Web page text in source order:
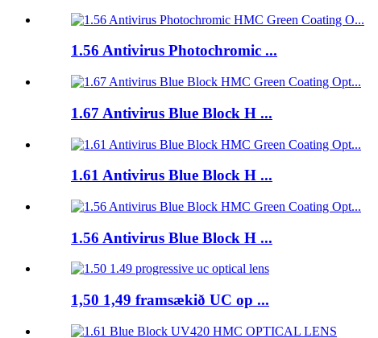
1.56 Antivirus Photochromic ...
1.67 Antivirus Blue Block H ...
1.61 Antivirus Blue Block H ...
1.56 Antivirus Blue Block H ...
1,50 1,49 framsækið UC op ...